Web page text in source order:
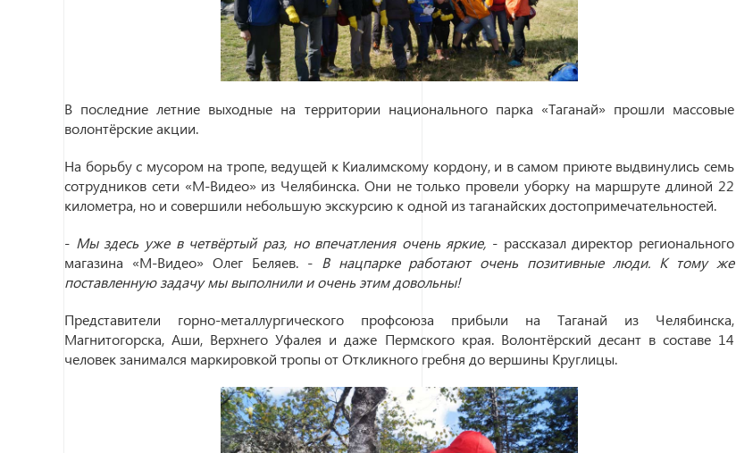
В последние летние выходные на территории национального парка «Таганай» прошли массовые
волонтёрские акции.
На борьбу с мусором на тропе, ведущей к Киалимскому кордону, и в самом приюте выдвинулись семь
сотрудников сети «М-Видео» из Челябинска. Они не только провели уборку на маршруте длиной 22
километра, но и совершили небольшую экскурсию к одной из таганайских достопримечательностей.
- Мы здесь уже в четвёртый раз, но впечатления очень яркие, - рассказал директор регионального
магазина «М-Видео» Олег Беляев. - В нацпарке работают очень позитивные люди. К тому же
поставленную задачу мы выполнили и очень этим довольны!
Представители горно-металлургического профсоюза прибыли на Таганай из Челябинска,
Магнитогорска, Аши, Верхнего Уфалея и даже Пермского края. Волонтёрский десант в составе 14
человек занимался маркировкой тропы от Откликного гребня до вершины Круглицы.